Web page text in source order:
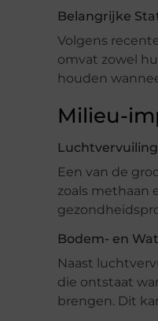
Belangrijke
Volgens
omvat zowel
houden
Milieu-
Luchtvervuiling
Een van de
zoals methaan
Bodem- en
Naast
die ontstaat
brengen. Dit